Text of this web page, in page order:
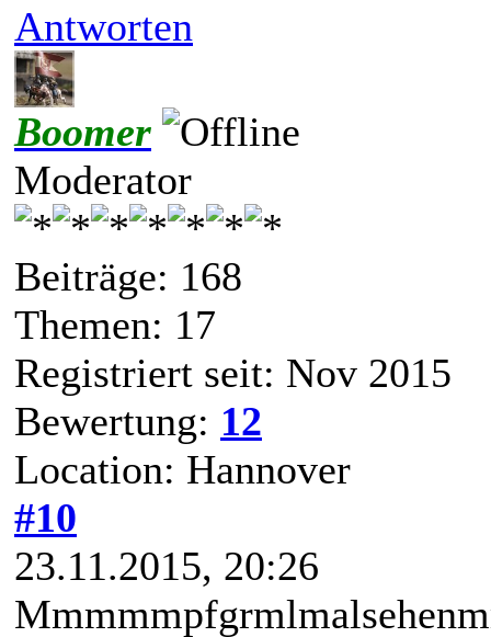
Antworten
Boomer
Moderator
Beiträge: 168
Themen: 17
Registriert seit: Nov 2015
Bewertung: 12
Location: Hannover
#10
23.11.2015, 20:26